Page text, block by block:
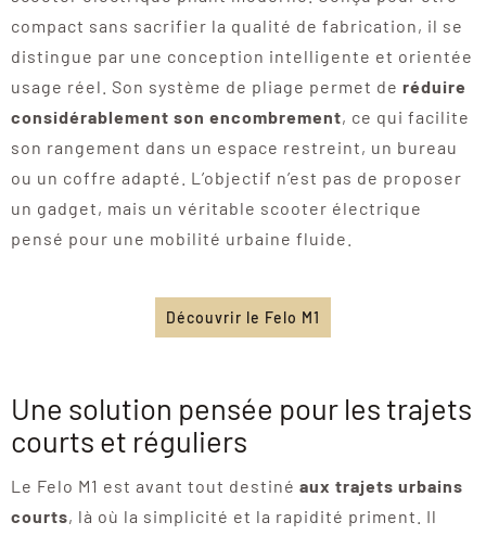
compact sans sacrifier la qualité de fabrication, il se
distingue par une conception intelligente et orientée
usage réel. Son système de pliage permet de réduire
considérablement son encombrement, ce qui facilite
son rangement dans un espace restreint, un bureau
ou un coffre adapté. L’objectif n’est pas de proposer
un gadget, mais un véritable scooter électrique
pensé pour une mobilité urbaine fluide.
Découvrir le Felo M1
Une solution pensée pour les trajets
courts et réguliers
Le Felo M1 est avant tout destiné aux trajets urbains
courts, là où la simplicité et la rapidité priment. Il